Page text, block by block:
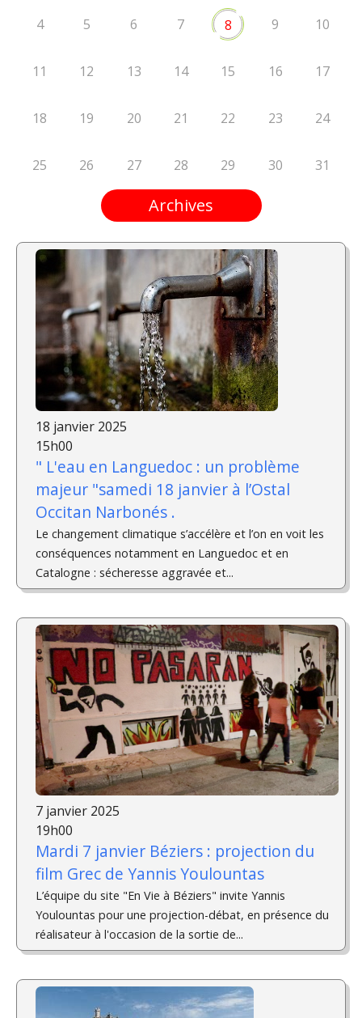
4 5 6 7 8 9 10
11 12 13 14 15 16 17
18 19 20 21 22 23 24
25 26 27 28 29 30 31
Archives
18 janvier 2025
15h00
" L'eau en Languedoc : un problème
majeur "samedi 18 janvier à l’Ostal
Occitan Narbonés .
Le changement climatique s’accélère et l’on en voit les
conséquences notamment en Languedoc et en
Catalogne : sécheresse aggravée et...
7 janvier 2025
19h00
Mardi 7 janvier Béziers : projection du
film Grec de Yannis Youlountas
L’équipe du site "En Vie à Béziers" invite Yannis
Youlountas pour une projection-débat, en présence du
réalisateur à l'occasion de la sortie de...